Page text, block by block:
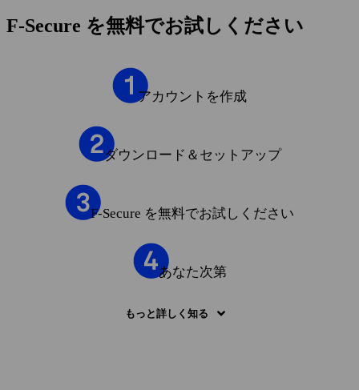
F‑Secure を無料でお試しください
アカウントを作成
ダウンロード＆セットアップ
F‑Secure を無料でお試しください
あなた次第
もっと詳しく知る